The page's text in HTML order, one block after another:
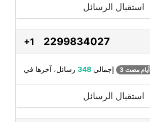
استقبال الرسائل
+1 2299834027
إجمالي 348 3 أيام مضت
استقبال الرسائل